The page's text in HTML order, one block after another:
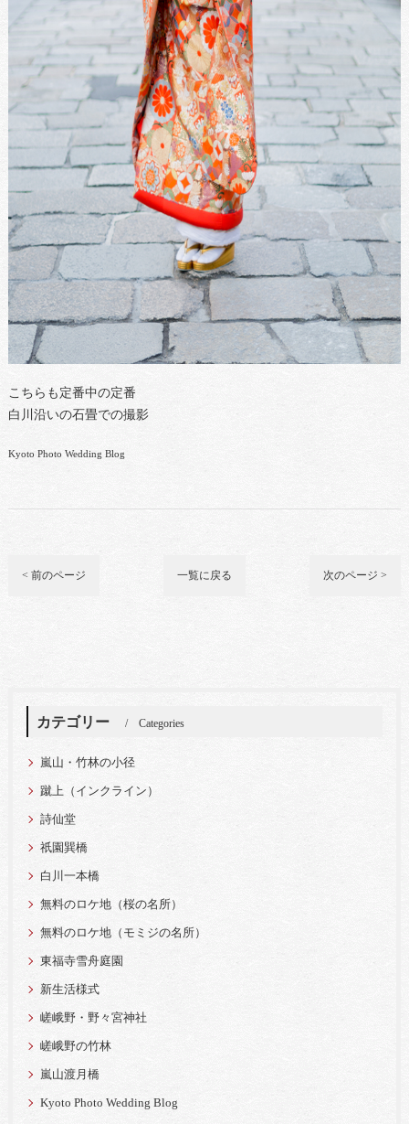
こちらも定番中の定番
白川沿いの石畳での撮影
Kyoto Photo Wedding Blog
< 前のページ 一覧に戻る 次のページ >
カテゴリー Categories
嵐山・竹林の小径
蹴上（インクライン）
詩仙堂
祇園巽橋
白川一本橋
無料のロケ地（桜の名所）
無料のロケ地（モミジの名所）
東福寺雪舟庭園
新生活様式
嵯峨野・野々宮神社
嵯峨野の竹林
嵐山渡月橋
Kyoto Photo Wedding Blog